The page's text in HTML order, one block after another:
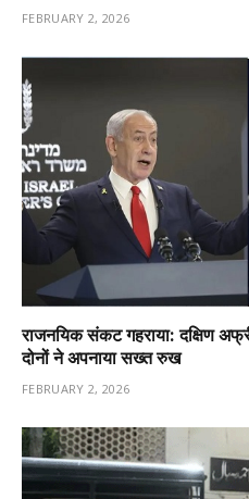
FEBRUARY 2, 2026
राजनयिक संकट गहराया: दक्षिण
दोनों ने अपनाया सख्त रुख
FEBRUARY 2, 2026